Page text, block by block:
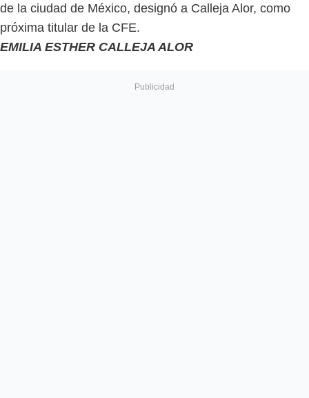
de la ciudad de México, designó a Calleja Alor, como
próxima titular de la CFE.
EMILIA ESTHER CALLEJA ALOR